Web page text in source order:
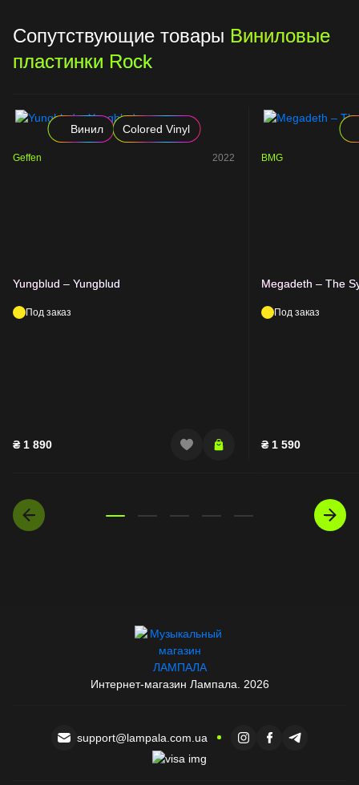
Сопутствующие товары Виниловые
пластинки Rock
Винил Colored Vinyl
Geffen 2022
Yungblud – Yungblud
Под заказ
₴ 1 890
BMG
Megadeth – The
Под заказ
₴ 1 590
Интернет-магазин Лампала. 2026
support@lampala.com.ua